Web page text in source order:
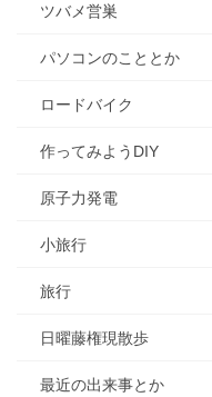
ツバメ営巣
パソコンのこととか
ロードバイク
作ってみようDIY
原子力発電
小旅行
旅行
日曜藤権現散歩
最近の出来事とか